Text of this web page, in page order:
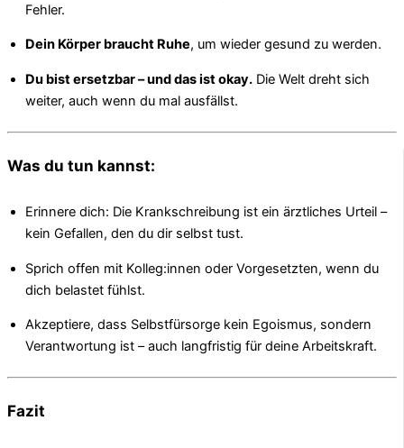
Fehler.
Dein Körper braucht Ruhe, um wieder gesund zu werden.
Du bist ersetzbar – und das ist okay. Die Welt dreht sich
weiter, auch wenn du mal ausfällst.
Was du tun kannst:
Erinnere dich: Die Krankschreibung ist ein ärztliches Urteil –
kein Gefallen, den du dir selbst tust.
Sprich offen mit Kolleg:innen oder Vorgesetzten, wenn du
dich belastet fühlst.
Akzeptiere, dass Selbstfürsorge kein Egoismus, sondern
Verantwortung ist – auch langfristig für deine Arbeitskraft.
Fazit